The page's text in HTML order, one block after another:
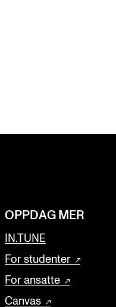
OPPDAG MER
IN.TUNE
For studenter
For ansatte
Canvas